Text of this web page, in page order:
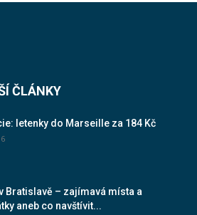
ČLÁNKY
letenky do Marseille za 184 Kč
Bratislavě – zajímavá místa a
aneb co navštívit...